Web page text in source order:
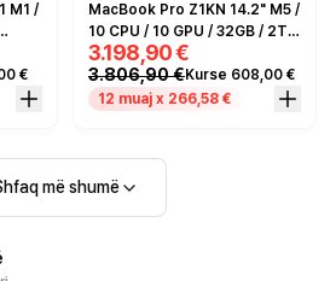
M1 /
€
MacBook Pro Z1KN 14.2" M5 /
10 CPU / 10 GPU / 32GB / 2TB
/ DE - Silver
3.198,90 €
3.806,90 €Kurse 608,00 €
12 muaj x 266,58 €
më shumë